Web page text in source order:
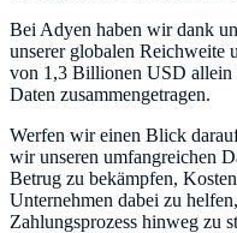
Bei Adyen haben wir dank
unserer globalen Reichweite
von 1,3 Billionen USD allein
Daten zusammengetragen.
Werfen wir einen Blick
wir unseren umfangreichen
Betrug zu bekämpfen,
Unternehmen dabei zu
Zahlungsprozess hinweg zu